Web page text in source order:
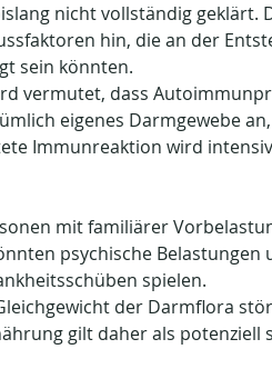
nicht vollständig geklärt.
hin, die an der
sein könnten.
vermutet, dass
eigenes Darmgewebe an,
Immunreaktion wird
mit familiärer
psychische Belastungen
spielen.
der Darmflora
gilt daher als potenziell